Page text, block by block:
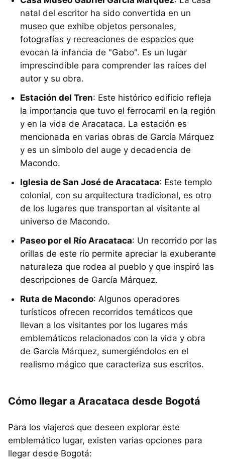
natal del escritor ha sido convertida en un
museo que exhibe objetos personales,
fotografías y recreaciones de espacios que
evocan la infancia de "Gabo". Es un lugar
imprescindible para comprender las raíces del
autor y su obra.
Estación del Tren: Este histórico edificio refleja
la importancia que tuvo el ferrocarril en la región
y en la vida de Aracataca. La estación es
mencionada en varias obras de García Márquez
y es un símbolo del auge y decadencia de
Macondo.
Iglesia de San José de Aracataca: Este templo
colonial, con su arquitectura tradicional, es otro
de los lugares que transportan al visitante al
universo de Macondo.
Paseo por el Río Aracataca: Un recorrido por las
orillas de este río permite apreciar la exuberante
naturaleza que rodea al pueblo y que inspiró las
descripciones de García Márquez.
Ruta de Macondo: Algunos operadores
turísticos ofrecen recorridos temáticos que
llevan a los visitantes por los lugares más
emblemáticos relacionados con la vida y obra
de García Márquez, sumergiéndolos en el
realismo mágico que caracteriza sus escritos.
Cómo llegar a Aracataca desde Bogotá
Para los viajeros que deseen explorar este
emblemático lugar, existen varias opciones para
llegar desde Bogotá: